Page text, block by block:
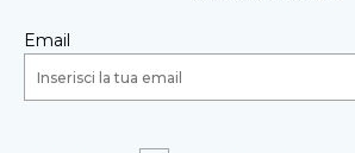
Email